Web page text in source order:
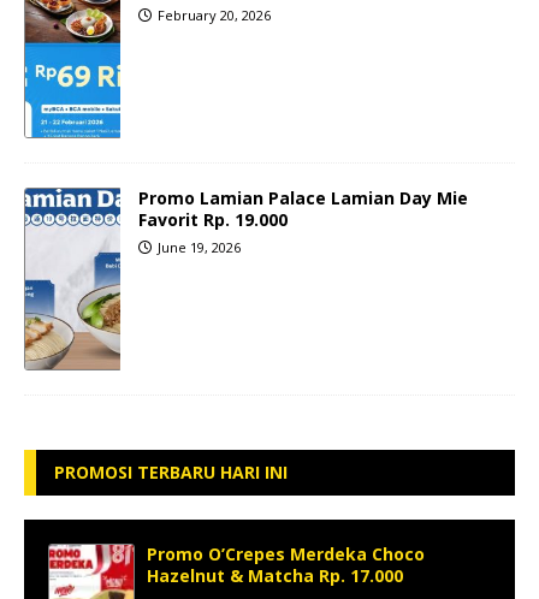
February 20, 2026
Promo Lamian Palace Lamian Day Mie
Favorit Rp. 19.000
June 19, 2026
PROMOSI TERBARU HARI INI
Promo O’Crepes Merdeka Choco
Hazelnut & Matcha Rp. 17.000